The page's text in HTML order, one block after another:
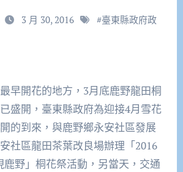
3 月 30, 2016 #臺東縣政府政
盛開，臺東縣政府為迎接4月雪花
的到來，與鹿野鄉永安社區發展
社區龍田茶葉改良場辦理「2016
鹿野」桐花祭活動，另當天，交通